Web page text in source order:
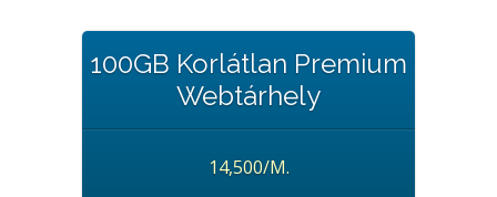
100GB Korlátlan Premium
Webtárhely
14,500/M.